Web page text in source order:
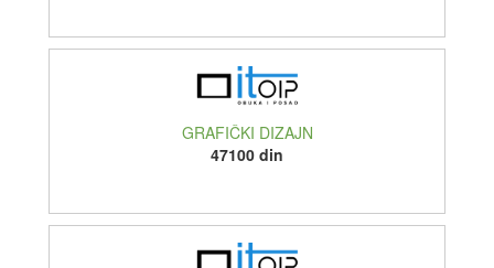
GRAFIČKI DIZAJN
47100 din